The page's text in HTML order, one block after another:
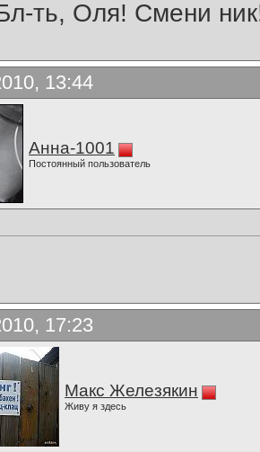
ть, Оля! Смени
13:44
Анна-1001
Постоянный пользователь
17:23
Макс Железякин
Живу я здесь